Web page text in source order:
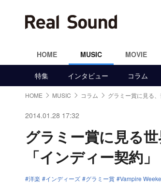
HOME MUSIC MOVIE
特集 インタビュー コラム
HOME MUSIC コラム グラミー賞に見る
2014.01.28 17:32
グラミー賞に見る
「インディー契約」
洋楽 インディーズ グラミー賞 Vampire